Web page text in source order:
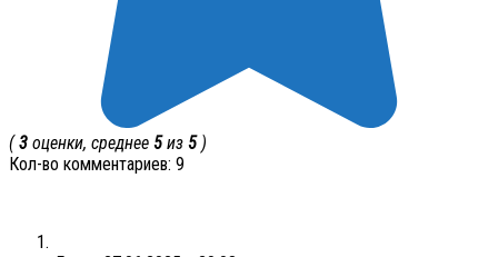
(3 оценки, среднее 5из 5)
Кол-во комментариев: 9